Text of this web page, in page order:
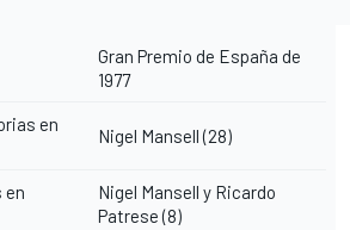
Gran Premio de España de
1977
en
Nigel Mansell (28)
en
Nigel Mansell y Ricardo
Patrese (8)